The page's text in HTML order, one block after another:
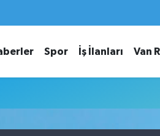
Spor İş İlanları Van